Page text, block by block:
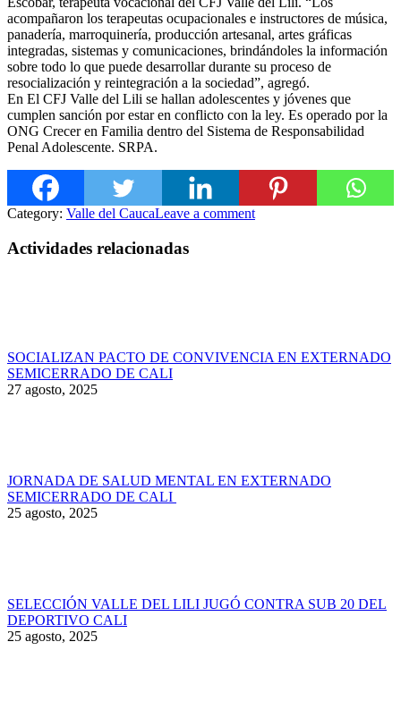
acompañaron los terapeutas ocupacionales e instructores de música,
panadería, marroquinería, producción artesanal, artes gráficas
integradas, sistemas y comunicaciones, brindándoles la información
sobre todo lo que puede desarrollar durante su proceso de
resocialización y reintegración a la sociedad”, agregó.
En El CFJ Valle del Lili se hallan adolescentes y jóvenes que
cumplen sanción por estar en conflicto con la ley. Es operado por la
ONG Crecer en Familia dentro del Sistema de Responsabilidad
Penal Adolescente. SRPA.
Category: Valle del CaucaLeave a comment
Actividades relacionadas
SOCIALIZAN PACTO DE CONVIVENCIA EN EXTERNADO
SEMICERRADO DE CALI
27 agosto, 2025
JORNADA DE SALUD MENTAL EN EXTERNADO
SEMICERRADO DE CALI
25 agosto, 2025
SELECCIÓN VALLE DEL LILI JUGÓ CONTRA SUB 20 DEL
DEPORTIVO CALI
25 agosto, 2025